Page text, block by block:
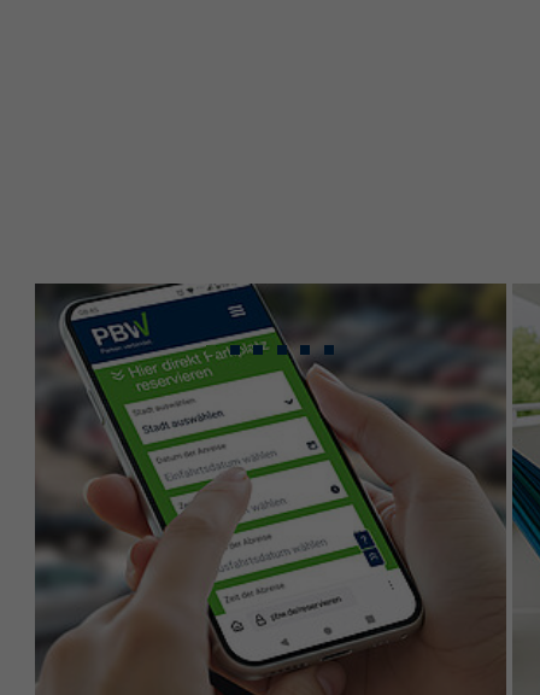
Gebündeltes Know-
how für maximale
Leistung.